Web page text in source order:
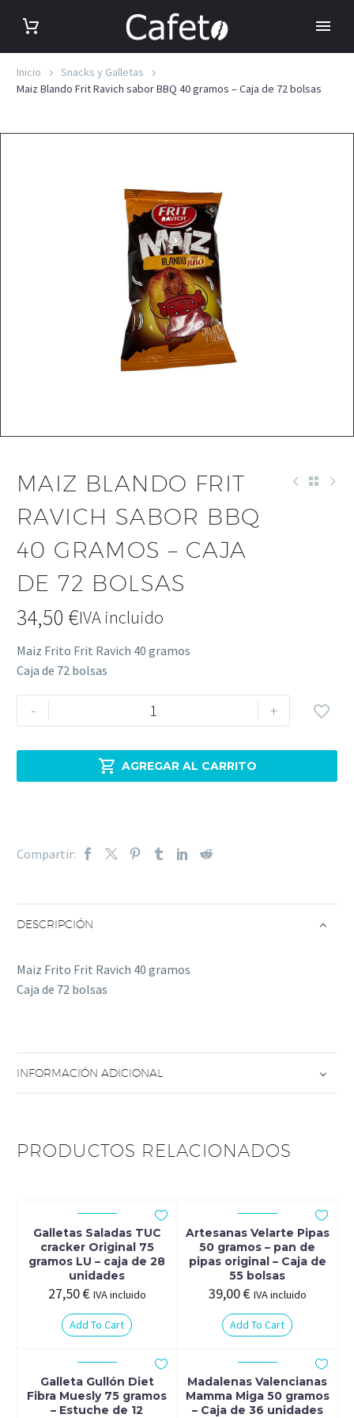
Inicio
Snacks y Galletas
Maiz Blando Frit Ravich sabor BBQ 40 gramos – Caja de 72 bolsas
MAIZ BLANDO FRIT
RAVICH SABOR BBQ
40 GRAMOS – CAJA
DE 72 BOLSAS
34,50 €IVA incluido
Maiz Frito Frit Ravich 40 gramos
Caja de 72 bolsas
-
Blando
sabor
-
de
72
+
 AGREGAR AL CARRITO

Compartir:
DESCRIPCIÓN
Maiz Frito Frit Ravich 40 gramos
Caja de 72 bolsas
INFORMACIÓN ADICIONAL
PRODUCTOS RELACIONADOS
Galletas Saladas TUC
cracker Original 75
gramos LU – caja de 28
unidades
27,50€ IVA incluido
Add To Cart
Artesanas Velarte Pipas
50 gramos – pan de
pipas original – Caja de
55 bolsas
39,00€ IVA incluido
Add To Cart
Galleta Gullón Diet
Fibra Muesly 75 gramos
– Estuche de 12
Madalenas Valencianas
Mamma Miga 50 gramos
– Caja de 36 unidades